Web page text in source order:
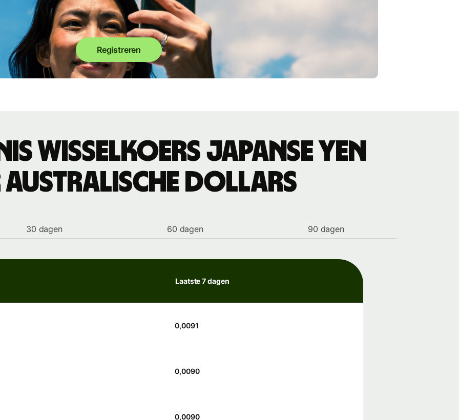
Registreren
wisselkoers Japanse yen
Australische dollars
30 dagen 60 dagen 90 dagen
Laatste 7 dagen
0,0091
0,0090
0,0090